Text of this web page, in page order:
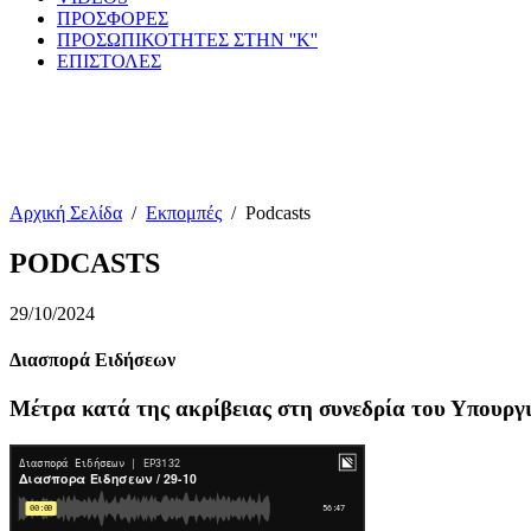
ΠΡΟΣΦΟΡΕΣ
ΠΡΟΣΩΠΙΚΟΤΗΤΕΣ ΣΤΗΝ ''Κ''
ΕΠΙΣΤΟΛΕΣ
Αρχική Σελίδα / Εκπομπές / Podcasts
PODCASTS
29/10/2024
Διασπορά Ειδήσεων
Μέτρα κατά της ακρίβειας στη συνεδρία του